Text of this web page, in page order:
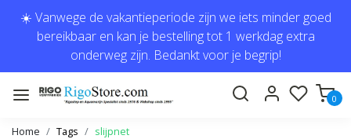
☀️ Vanwege de vakantieperiode zijn we iets minder goed
bereikbaar en kan je bestelling tot 1 werkdag extra
onderweg zijn. Bedankt voor je begrip!
0
Home Tags slijpnet